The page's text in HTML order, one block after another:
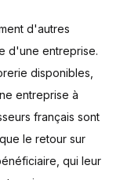
d'autres
d'une entreprise.
disponibles,
entreprise à
français sont
le retour sur
qui leur